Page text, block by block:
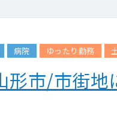
病院 ゆったり勤務
形市/市街